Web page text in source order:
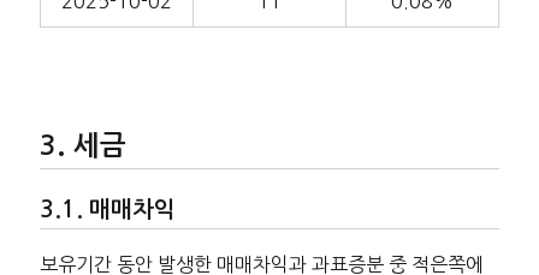
세금
매매차익
보유기간 동안 발생한 매매차익과 과표증분 중 적은쪽에